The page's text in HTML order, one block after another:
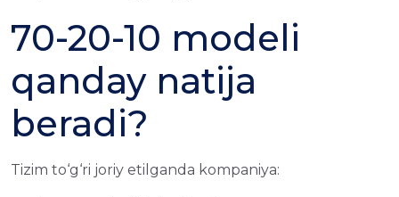
70-20-10 modeli
qanday natija
beradi?
Tizim to‘g‘ri joriy etilganda kompaniya: